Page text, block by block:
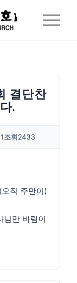
결단찬
.
조회2433
직 주만이)
님만 바람이